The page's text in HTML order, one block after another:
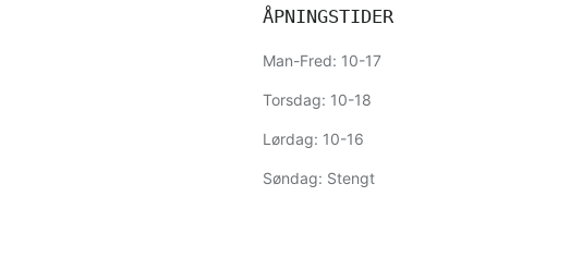
ÅPNINGSTIDER
Man-Fred: 10-17
Torsdag: 10-18
Lørdag: 10-16
Søndag: Stengt